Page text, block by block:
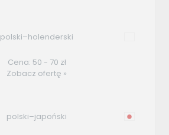
polski–holenderski
Cena: 50 - 70 zł
Zobacz ofertę »
polski–japoński